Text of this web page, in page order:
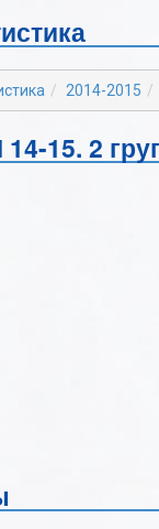
2014-2015
15. 2